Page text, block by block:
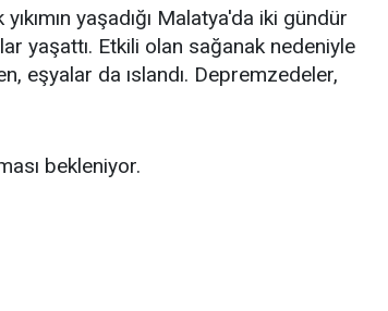
yaşadığı Malatya'da iki gündür
yaşattı. Etkili olan sağanak nedeniyle
eşyalar da ıslandı. Depremzedeler,
bekleniyor.